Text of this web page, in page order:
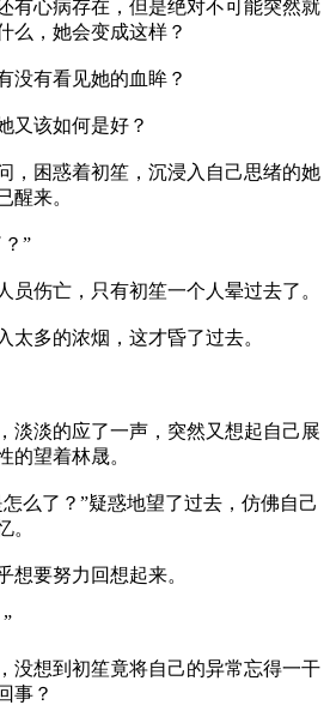
病存在，但是绝对不可能突然就
么，她会变成这样？
看见她的血眸？
如何是好？
惑着初笙，沉浸入自己思绪的她
醒来。
”
亡，只有初笙一个人晕过去了。
的浓烟，这才昏了过去。
的应了一声，突然又想起自己展
的望着林晟。
？”疑惑地望了过去，仿佛自己
。
努力回想起来。
到初笙竟将自己的异常忘得一干
事？